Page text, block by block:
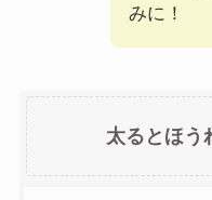
みに！
太るとほう